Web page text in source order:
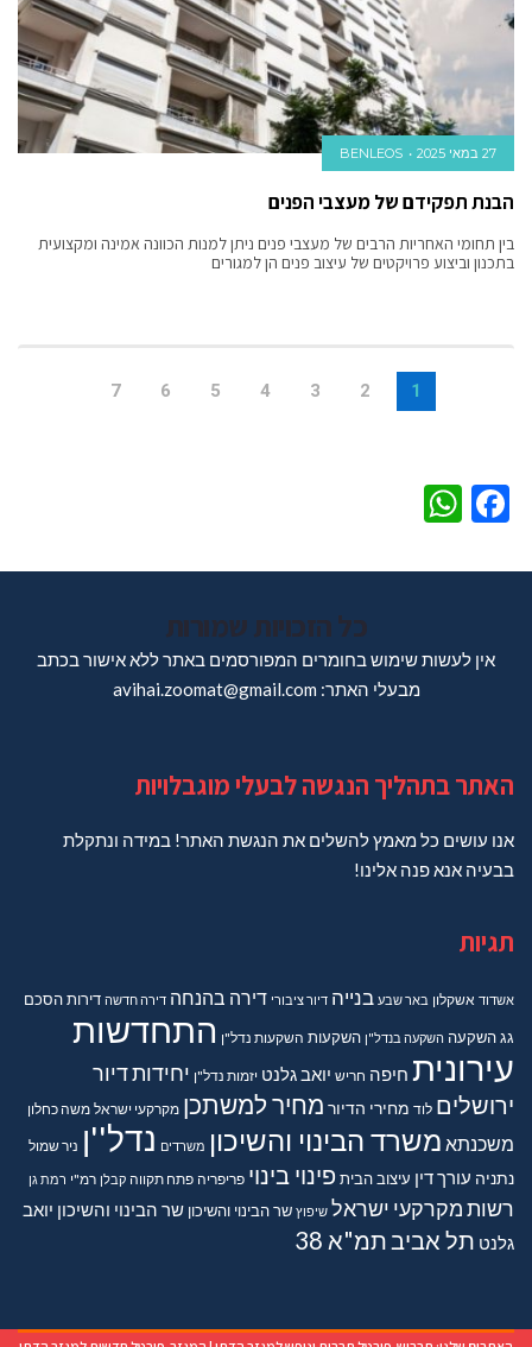
27 במאי 2025 BENLEOS
הבנת תפקידם של מעצבי הפנים
בין תחומי האחריות הרבים של מעצבי פנים ניתן למנות הכוונה אמינה ומקצועית
בתכנון וביצוע פרויקטים של עיצוב פנים הן למגורים
1
2
3
4
5
6
7
Facebook
כל הזכויות שמורות
אין לעשות שימוש בחומרים המפורסמים באתר ללא אישור בכתב
מבעלי האתר: avihai.zoomat@gmail.com
האתר בתהליך הנגשה לבעלי מוגבלויות
אנו עושים כל מאמץ להשלים את הנגשת האתר! במידה ונתקלת
בבעיה אנא פנה אלינו!
תגיות
אשדוד אשקלון באר שבע בנייה דיור ציבורי דירה בהנחה דירה חדשה דירותהסכם
גגהשקעה השקעה בנדל"ן השקעות השקעות נדל"ן התחדשות
עירונית חיפה חריש יואב גלנט יזמות נדל"ן יחידות דיור
ירושלים לוד מחירי הדיור מחיר למשתכן מקרקעי ישראל משה כחלון
משכנתא משרד הבינוי והשיכון משרדים נדל''ן ניר שמול
נתניה עורך דין עיצוב הבית פינוי בינוי פריפריה פתח תקווה קבלן רמ"י רמת גן
רשות מקרקעי ישראל שיפוץ שר הבינוי והשיכון שר הבינוי והשיכון יואב
גלנט תל אביבתמ"א 38